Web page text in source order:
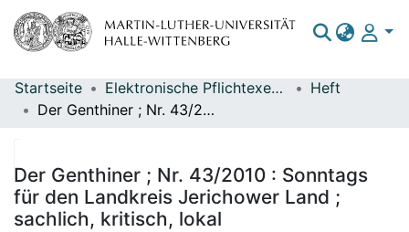
Bereiche & Sammlungen
Statistiken
Startseite Elektronische Pflichtexemplare
Heft
Der Genthiner ; Nr. 43/2010 : Sonntags für den Landkreis Jerichower Land ; sachlich, kritisch, lokal
Der Genthiner ; Nr. 43/2010 : Sonntags
für den Landkreis Jerichower Land ;
sachlich, kritisch, lokal